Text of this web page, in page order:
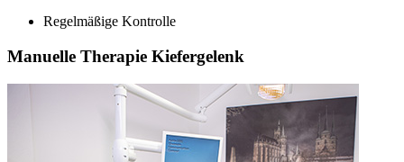
Regelmäßige Kontrolle
Manuelle Therapie Kiefergelenk